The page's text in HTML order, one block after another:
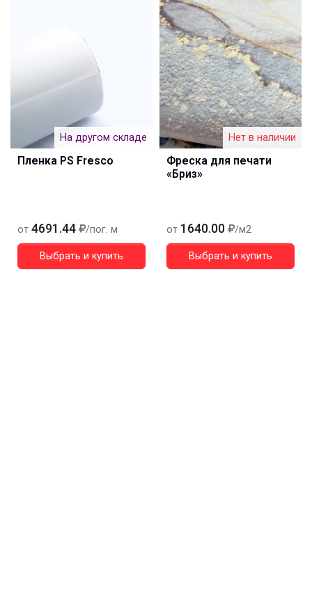
На другом складе
Пленка PS Fresco
от 4691.44 /пог. м
Выбрать и купить
Нет в наличии
Фреска для печати
«Бриз»
от 1640.00 /м2
Выбрать и купить